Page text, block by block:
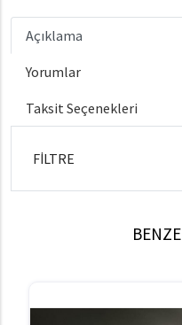
Açıklama
Yorumlar
Taksit Seçenekleri
FİLTRE